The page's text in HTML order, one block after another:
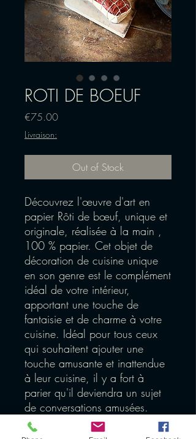
ROTI DE BOEUF
€75.00Price
Livraison:
Out of Stock
Découvrez l'œuvre d'art en
papier Rôti de bœuf, unique et
originale, réalisée à la main ,
100 % papier. Cet objet de
décoration de cuisine unique
en son genre est le complément
idéal de votre intérieur,
apportant une touche de
fantaisie et de charme à votre
cuisine. Idéal pour tous ceux
qui souhaitent ajouter une
touche amusante et inattendue
à leur cuisine, il y a fort à
parier qu'il deviendra un sujet
de conversations amusées.
Apportez une touche de